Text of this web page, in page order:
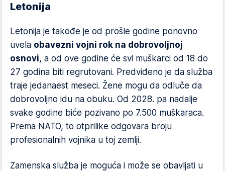
Letonija
Letonija je takođe je od prošle godine ponovno
uvela obavezni vojni rok na dobrovoljnoj
osnovi, a od ove godine će svi muškarci od 18 do
27 godina biti regrutovani. Predviđeno je da služba
traje jedanaest meseci. Žene mogu da odluče da
dobrovoljno idu na obuku. Od 2028. pa nadalje
svake godine biće pozivano po 7.500 muškaraca.
Prema NATO, to otprilike odgovara broju
profesionalnih vojnika u toj zemlji.
Zamenska služba je moguća i može se obavljati u